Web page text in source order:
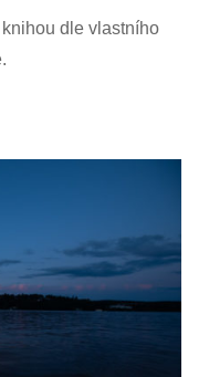
dle vlastního